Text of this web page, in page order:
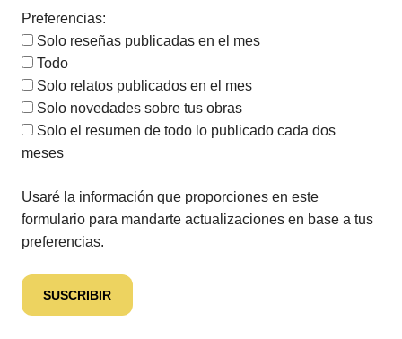
Preferencias:
Solo reseñas publicadas en el mes
Todo
Solo relatos publicados en el mes
Solo novedades sobre tus obras
Solo el resumen de todo lo publicado cada dos
meses
Usaré la información que proporciones en este
formulario para mandarte actualizaciones en base a tus
preferencias.